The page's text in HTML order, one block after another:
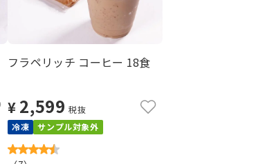
フラペリッチ コーヒー 18食
¥ 2,599 税抜
冷凍
サンプル対象外